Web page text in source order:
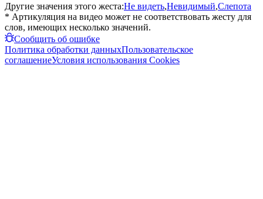
Другие значения этого жеста:Не видеть,Невидимый,Слепота
* Артикуляция на видео может не соответствовать жесту для
слов, имеющих несколько значений.
Сообщить об ошибке
Политика обработки данныхПользовательское
соглашениеУсловия использования Cookies